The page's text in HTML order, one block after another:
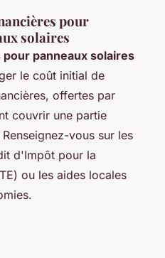
pour
solaires
panneaux solaires
le coût initial de
offertes par
couvrir une partie
vous sur les
d'Impôt pour la
ou les aides locales